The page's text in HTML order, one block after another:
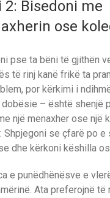
2: Bisedoni me
ose
pse ta bëni të gjithën
të rinj kanë frikë ta
por kërkimi i
dobësie – është shenjë
një menaxher ose një
Shpjegoni se çfarë po e
dhe kërkoni këshilla
e punëdhënësve e
Ata preferojnë të